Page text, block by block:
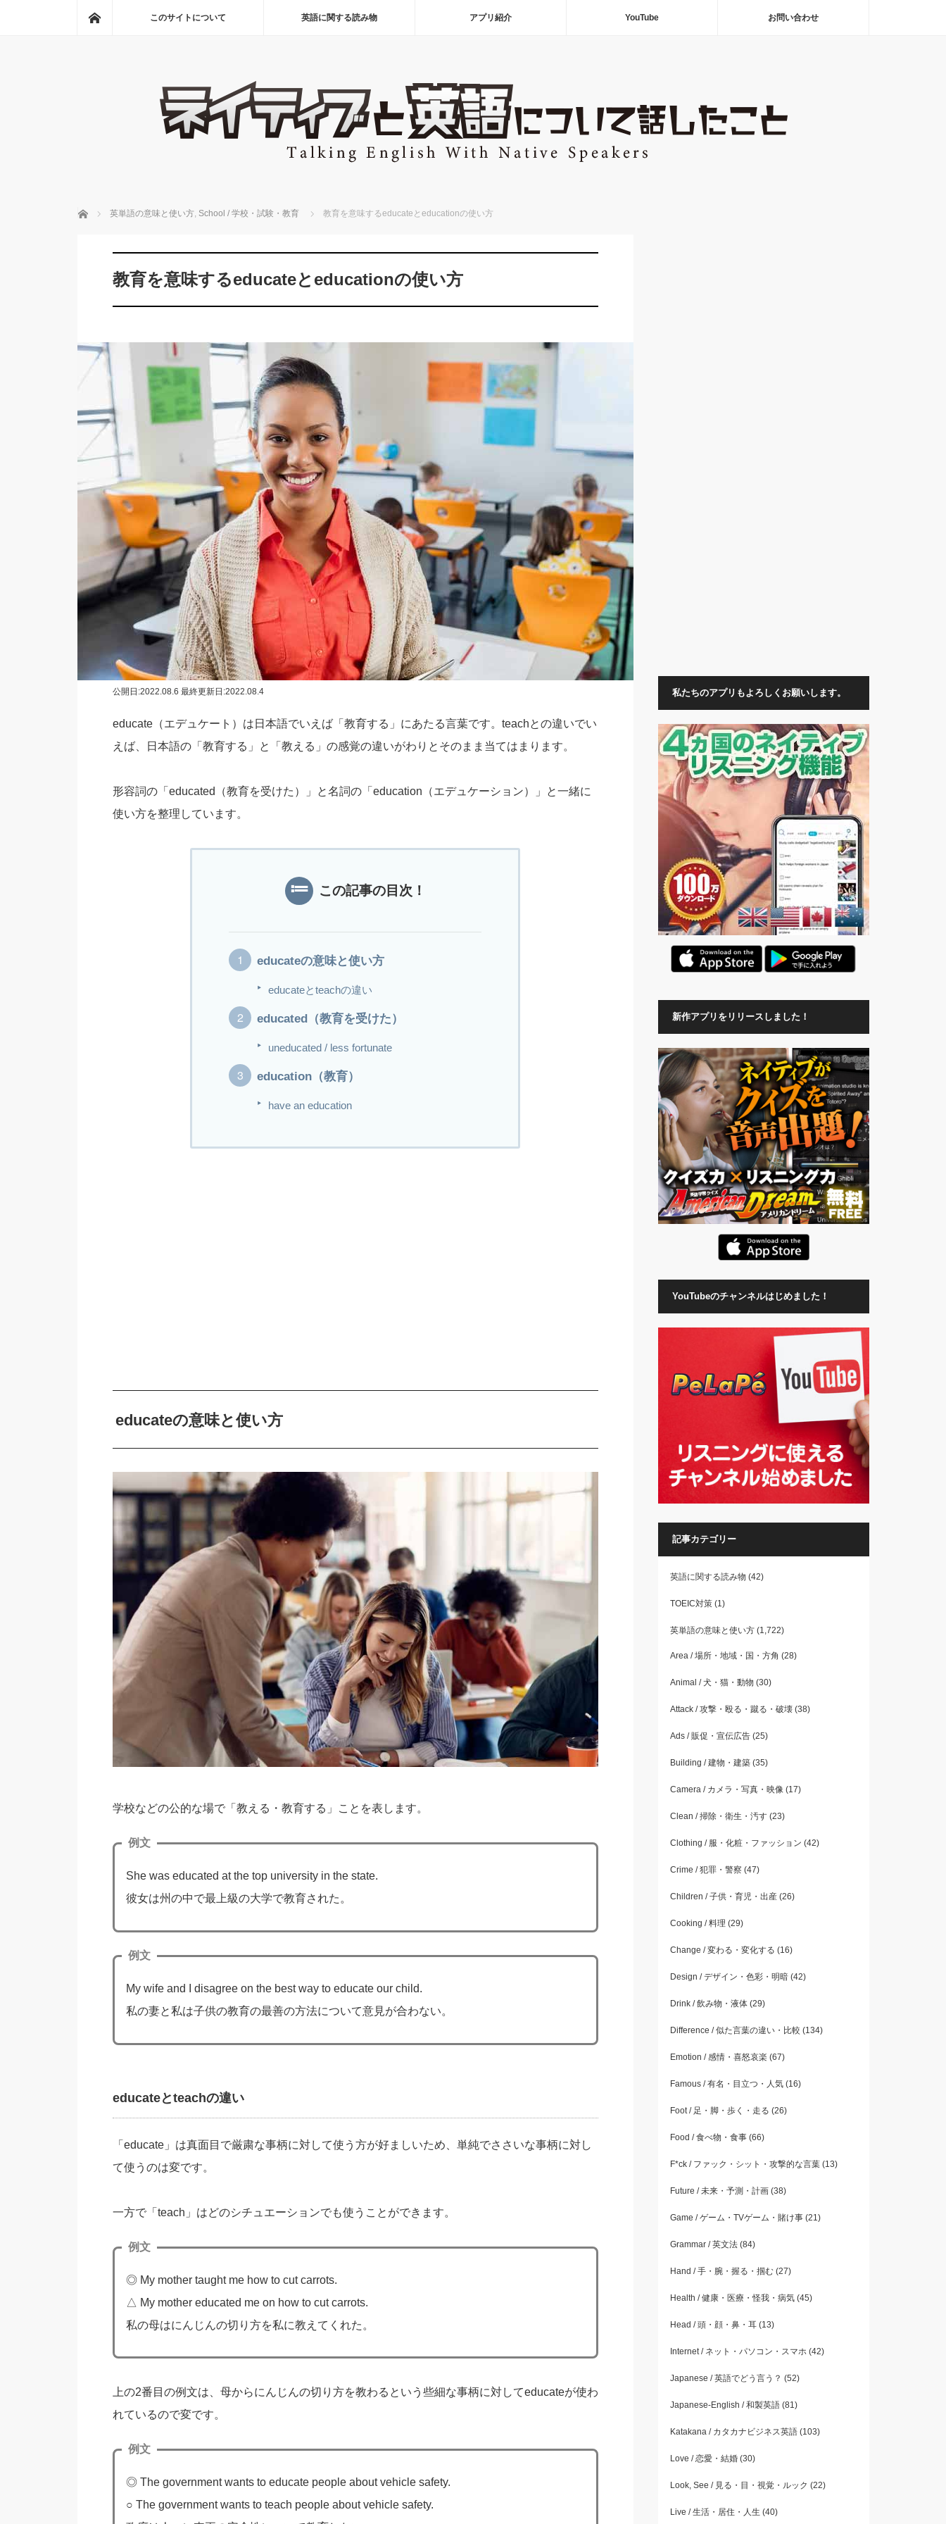
このサイトについて 英語に関する読み物 アプリ紹介 YouTube お問い合わせ
ホーム 英単語の意味と使い方, School / 学校・試験・教育 教育を意味するeducateとeducationの使い方
教育を意味するeducateとeducationの使い方
公開日:2022.08.6 最終更新日:2022.08.4
educate（エデュケート）は日本語でいえば「教育する」にあたる言葉です。teachとの違いでい
えば、日本語の「教育する」と「教える」の感覚の違いがわりとそのまま当てはまります。
形容詞の「educated（教育を受けた）」と名詞の「education（エデュケーション）」と一緒に
使い方を整理しています。
この記事の目次！
educateの意味と使い方
educateとteachの違い
educated（教育を受けた）
uneducated / less fortunate
education（教育）
have an education
educateの意味と使い方
学校などの公的な場で「教える・教育する」ことを表します。
例文
She was educated at the top university in the state.
彼女は州の中で最上級の大学で教育された。
例文
My wife and I disagree on the best way to educate our child.
私の妻と私は子供の教育の最善の方法について意見が合わない。
educateとteachの違い
「educate」は真面目で厳粛な事柄に対して使う方が好ましいため、単純でささいな事柄に対し
て使うのは変です。
一方で「teach」はどのシチュエーションでも使うことができます。
例文
◎ My mother taught me how to cut carrots.
△ My mother educated me on how to cut carrots.
私の母はにんじんの切り方を私に教えてくれた。
上の2番目の例文は、母からにんじんの切り方を教わるという些細な事柄に対してeducateが使わ
れているので変です。
例文
◎ The government wants to educate people about vehicle safety.
○ The government wants to teach people about vehicle safety.
私たちのアプリもよろしくお願いします。
新作アプリをリリースしました！
YouTubeのチャンネルはじめました！
記事カテゴリー
英語に関する読み物 (42)
TOEIC対策(1)
英単語の意味と使い方(1,722)
Area / 場所・地域・国・方角 (28)
Animal / 犬・猫・動物 (30)
Attack / 攻撃・殴る・蹴る・破壊(38)
Ads / 販促・宣伝広告(25)
Building / 建物・建築(35)
Camera / カメラ・写真・映像(17)
Clean / 掃除・衛生・汚す(23)
Clothing / 服・化粧・ファッション (42)
Crime / 犯罪・警察 (47)
Children / 子供・育児・出産(26)
Cooking / 料理 (29)
Change / 変わる・変化する (16)
Design / デザイン・色彩・明暗(42)
Drink / 飲み物・液体(29)
Difference / 似た言葉の違い・比較 (134)
Emotion / 感情・喜怒哀楽 (67)
Famous / 有名・目立つ・人気(16)
Foot / 足・脚・歩く・走る (26)
Food / 食べ物・食事(66)
F*ck / ファック・シット・攻撃的な言葉(13)
Future / 未来・予測・計画(38)
Game / ゲーム・TVゲーム・賭け事(21)
Grammar / 英文法(84)
Hand / 手・腕・握る・掴む(27)
Health / 健康・医療・怪我・病気(45)
Head / 頭・顔・鼻・耳(13)
Internet / ネット・パソコン・スマホ(42)
Japanese / 英語でどう言う？ (52)
Japanese-English / 和製英語(81)
Katakana / カタカナビジネス英語(103)
Love / 恋愛・結婚(30)
Look, See / 見る・目・視覚・ルック (22)
Live / 生活・居住・人生 (40)